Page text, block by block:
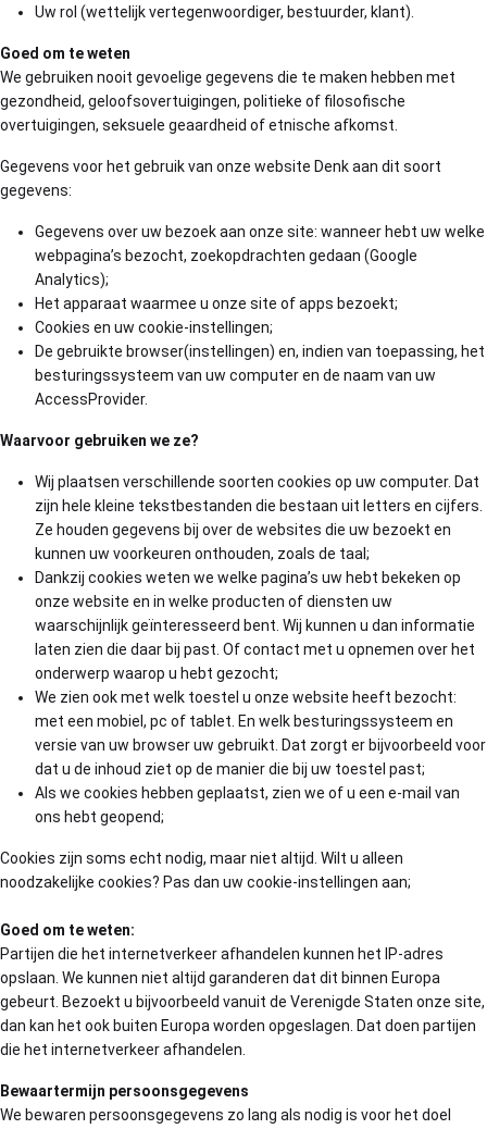
Uw rol (wettelijk vertegenwoordiger, bestuurder, klant).
Goed om te weten
We gebruiken nooit gevoelige gegevens die te maken hebben met
gezondheid, geloofsovertuigingen, politieke of filosofische
overtuigingen, seksuele geaardheid of etnische afkomst.
Gegevens voor het gebruik van onze website Denk aan dit soort
gegevens:
Gegevens over uw bezoek aan onze site: wanneer hebt uw welke
webpagina’s bezocht, zoekopdrachten gedaan (Google
Analytics);
Het apparaat waarmee u onze site of apps bezoekt;
Cookies en uw cookie-instellingen;
De gebruikte browser(instellingen) en, indien van toepassing, het
besturingssysteem van uw computer en de naam van uw
AccessProvider.
Waarvoor gebruiken we ze?
Wij plaatsen verschillende soorten cookies op uw computer. Dat
zijn hele kleine tekstbestanden die bestaan uit letters en cijfers.
Ze houden gegevens bij over de websites die uw bezoekt en
kunnen uw voorkeuren onthouden, zoals de taal;
Dankzij cookies weten we welke pagina’s uw hebt bekeken op
onze website en in welke producten of diensten uw
waarschijnlijk geïnteresseerd bent. Wij kunnen u dan informatie
laten zien die daar bij past. Of contact met u opnemen over het
onderwerp waarop u hebt gezocht;
We zien ook met welk toestel u onze website heeft bezocht:
met een mobiel, pc of tablet. En welk besturingssysteem en
versie van uw browser uw gebruikt. Dat zorgt er bijvoorbeeld voor
dat u de inhoud ziet op de manier die bij uw toestel past;
Als we cookies hebben geplaatst, zien we of u een e-mail van
ons hebt geopend;
Cookies zijn soms echt nodig, maar niet altijd. Wilt u alleen
noodzakelijke cookies? Pas dan uw cookie-instellingen aan;
Goed om te weten:
Partijen die het internetverkeer afhandelen kunnen het IP-adres
opslaan. We kunnen niet altijd garanderen dat dit binnen Europa
gebeurt. Bezoekt u bijvoorbeeld vanuit de Verenigde Staten onze site,
dan kan het ook buiten Europa worden opgeslagen. Dat doen partijen
die het internetverkeer afhandelen.
Bewaartermijn persoonsgegevens
We bewaren persoonsgegevens zo lang als nodig is voor het doel